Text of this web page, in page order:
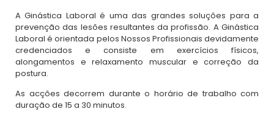
A Ginástica Laboral é uma das grandes soluções para a
prevenção das lesões resultantes da profissão. A Ginástica
Laboral é orientada pelos Nossos Profissionais devidamente
credenciados e consiste em exercícios físicos,
alongamentos e relaxamento muscular e correção da
postura.
As acções decorrem durante o horário de trabalho com
duração de 15 a 30 minutos.